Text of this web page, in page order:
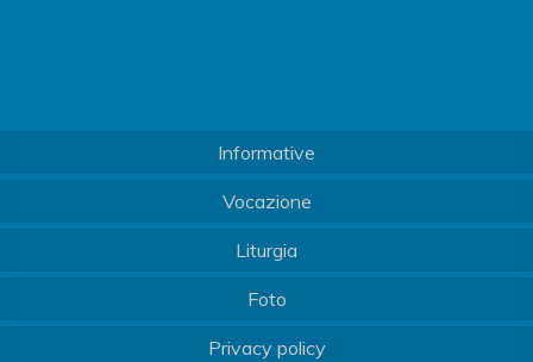
Informative
Vocazione
Liturgia
Foto
Privacy policy